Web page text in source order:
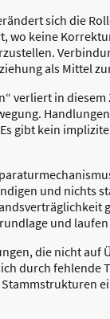
sich die
wo keine
als Mittel
verliert in
gibt kein
und nichts
und laufen
die nicht
durch fehlende